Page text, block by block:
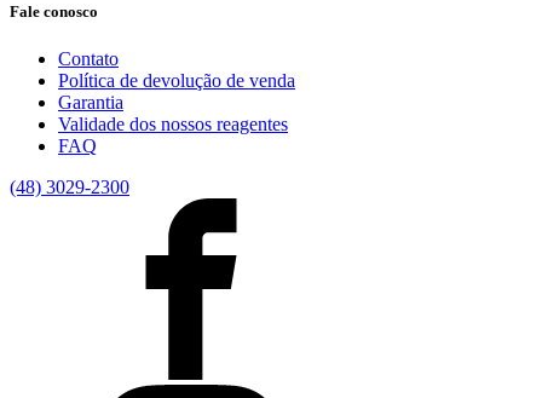
Fale conosco
Contato
Política de devolução de venda
Garantia
Validade dos nossos reagentes
FAQ
(48) 3029-2300